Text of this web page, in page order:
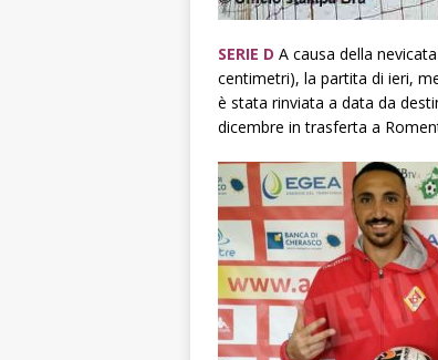
SERIE D A causa della
centimetri), la partita di ieri,
è stata rinviata a data da
dicembre in trasferta a